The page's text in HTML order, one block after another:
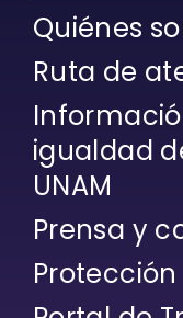
Quiénes
Ruta de
igualdad
UNAM
Prensa y